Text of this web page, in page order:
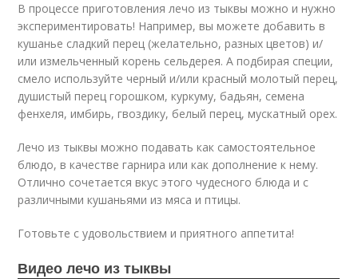
В процессе приготовления лечо из тыквы можно и нужно
экспериментировать! Например, вы можете добавить в
кушанье сладкий перец (желательно, разных цветов) и/
или измельченный корень сельдерея. А подбирая специи,
смело используйте черный и/или красный молотый перец,
душистый перец горошком, куркуму, бадьян, семена
фенхеля, имбирь, гвоздику, белый перец, мускатный орех.
Лечо из тыквы можно подавать как самостоятельное
блюдо, в качестве гарнира или как дополнение к нему.
Отлично сочетается вкус этого чудесного блюда и с
различными кушаньями из мяса и птицы.
Готовьте с удовольствием и приятного аппетита!
Видео лечо из тыквы